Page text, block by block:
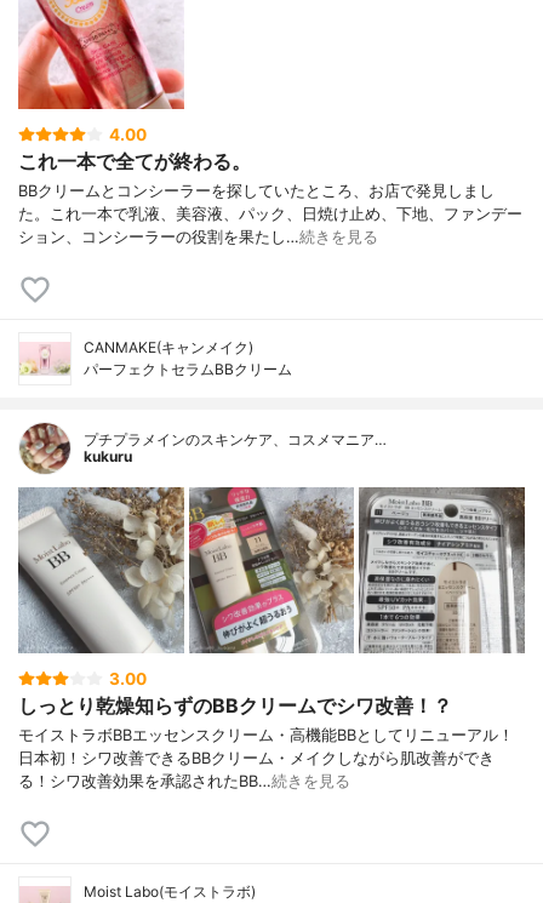
4.00
これ一本で全てが終わる。
BBクリームとコンシーラーを探していたところ、お店で発見しまし
た。これ一本で乳液、美容液、パック、日焼け止め、下地、ファンデー
ション、コンシーラーの役割を果たし…続きを見る
CANMAKE(キャンメイク)
パーフェクトセラムBBクリーム
プチプラメインのスキンケア、コスメマニア…
kukuru
3.00
しっとり乾燥知らずのBBクリームでシワ改善！？
モイストラボBBエッセンスクリーム・高機能BBとしてリニューアル！
日本初！シワ改善できるBBクリーム・メイクしながら肌改善ができ
る！シワ改善効果を承認されたBB…続きを見る
Moist Labo(モイストラボ)